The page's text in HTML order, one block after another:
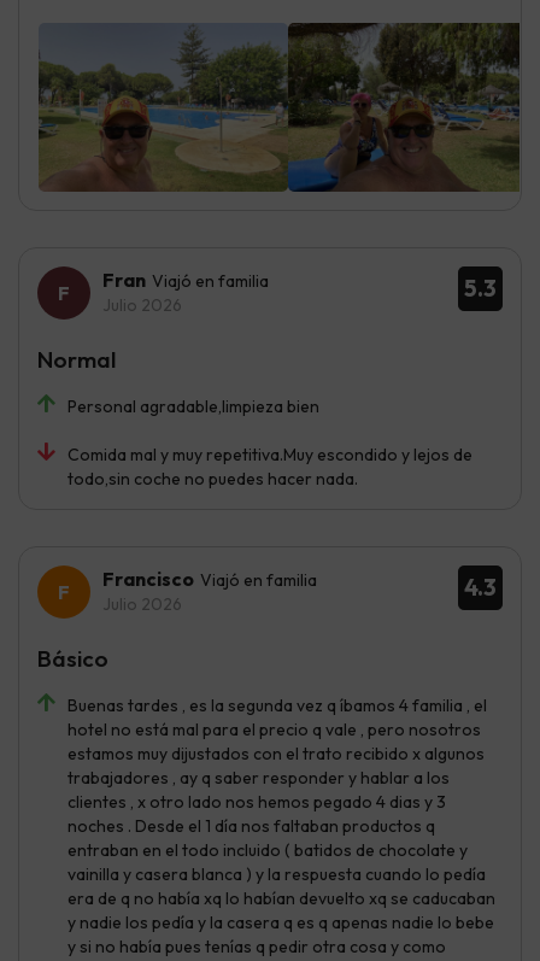
5.3
Fran Viajó en familia
Julio 2026
Personal agradable,limpieza bien
Comida mal y muy repetitiva.Muy escondido y lejos de
todo,sin coche no puedes hacer nada.
Normal
4.3
Francisco Viajó en familia
Julio 2026
Buenas tardes , es la segunda vez q íbamos 4 familia , el
hotel no está mal para el precio q vale , pero nosotros
estamos muy dijustados con el trato recibido x algunos
trabajadores , ay q saber responder y hablar a los
clientes , x otro lado nos hemos pegado 4 dias y 3
noches . Desde el 1 día nos faltaban productos q
entraban en el todo incluido ( batidos de chocolate y
vainilla y casera blanca ) y la respuesta cuando lo pedía
era de q no había xq lo habían devuelto xq se caducaban
y nadie los pedía y la casera q es q apenas nadie lo bebe
y si no había pues tenías q pedir otra cosa y como
Básico